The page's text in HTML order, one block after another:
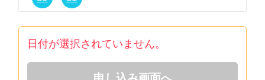
日付が選択されていません。